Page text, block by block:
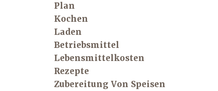
Plan
Kochen
Laden
Betriebsmittel
Lebensmittelkosten
Rezepte
Zubereitung Von Speisen